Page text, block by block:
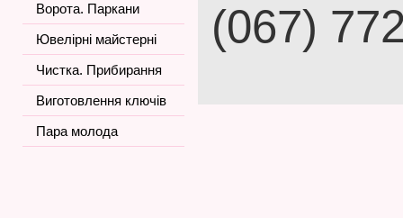
Ворота. Паркани
Ювелірні майстерні
Чистка. Прибирання
Виготовлення ключів
Пара молода
(067)